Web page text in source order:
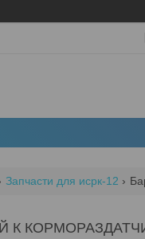
Запчасти для исрк-12
К